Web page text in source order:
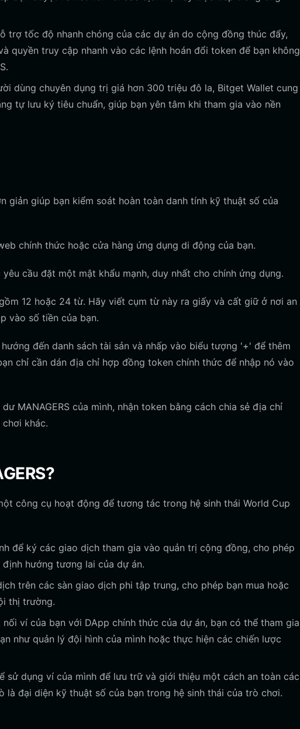
trợ tốc độ nhanh chóng của các dự án do cộng đồng thúc đẩy,
quyền truy cập nhanh vào các lệnh hoán đổi token để bạn không
dùng chuyên dụng trị giá hơn 300 triệu đô la, Bitget Wallet cung
tự lưu ký tiêu chuẩn, giúp bạn yên tâm khi tham gia vào nền
giản giúp bạn kiểm soát hoàn toàn danh tính kỹ thuật số của
chính thức hoặc cửa hàng ứng dụng di động của bạn.
cầu đặt một mật khẩu mạnh, duy nhất cho chính ứng dụng.
12 hoặc 24 từ. Hãy viết cụm từ này ra giấy và cất giữ ở nơi an
vào số tiền của bạn.
đến danh sách tài sản và nhấp vào biểu tượng '+' để thêm
chỉ cần dán địa chỉ hợp đồng token chính thức để nhập nó vào
MANAGERS của mình, nhận token bằng cách chia sẻ địa chỉ
khác.
công cụ hoạt động để tương tác trong hệ sinh thái World Cup
để ký các giao dịch tham gia vào quản trị cộng đồng, cho phép
hướng tương lai của dự án.
trên các sàn giao dịch phi tập trung, cho phép bạn mua hoặc
thị trường.
nối ví của bạn với DApp chính thức của dự án, bạn có thể tham gia
như quản lý đội hình của mình hoặc thực hiện các chiến lược
sử dụng ví của mình để lưu trữ và giới thiệu một cách an toàn các
đại diện kỹ thuật số của bạn trong hệ sinh thái của trò chơi.